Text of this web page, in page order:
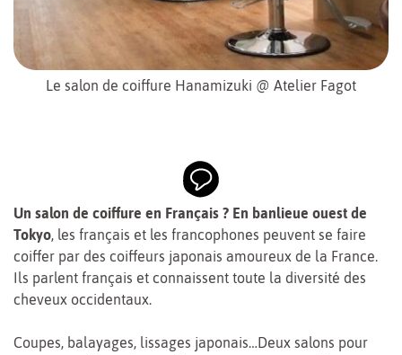
Le salon de coiffure Hanamizuki @ Atelier Fagot
Un salon de coiffure en Français ? En banlieue ouest de
Tokyo, les français et les francophones peuvent se faire
coiffer par des coiffeurs japonais amoureux de la France.
Ils parlent français et connaissent toute la diversité des
cheveux occidentaux.
Coupes, balayages, lissages japonais…Deux salons pour